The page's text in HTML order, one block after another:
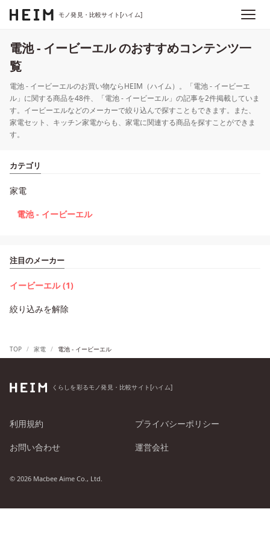
モノ発見・比較サイト[ハイム]
電池 - イービーエル のおすすめコンテンツ一
覧
電池 - イービーエルのお買い物ならHEIM（ハイム）。「電池 - イービーエ
ル」に関する商品を48件、「電池 - イービーエル」の記事を2件掲載していま
す。イービーエルなどのメーカーで絞り込んで探すこともできます。また、
家電セット、キッチン家電からも、家電に関連する商品を探すことができま
す。
カテゴリ
家電
電池 - イービーエル
注目のメーカー
イービーエル (1)
絞り込みを解除
TOP 家電 電池 - イービーエル
くらしを彩るモノ発見・比較サイト[ハイム]
利用規約 プライバシーポリシー
お問い合わせ 運営会社
© 2026 Macbee Aime Co., Ltd.